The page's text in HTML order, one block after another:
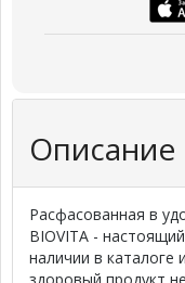
Описание
Расфасованная в
BIOVITA -
наличии в каталоге